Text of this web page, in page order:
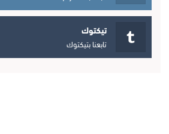
تيكتوك
تابعنا بتيكتوك